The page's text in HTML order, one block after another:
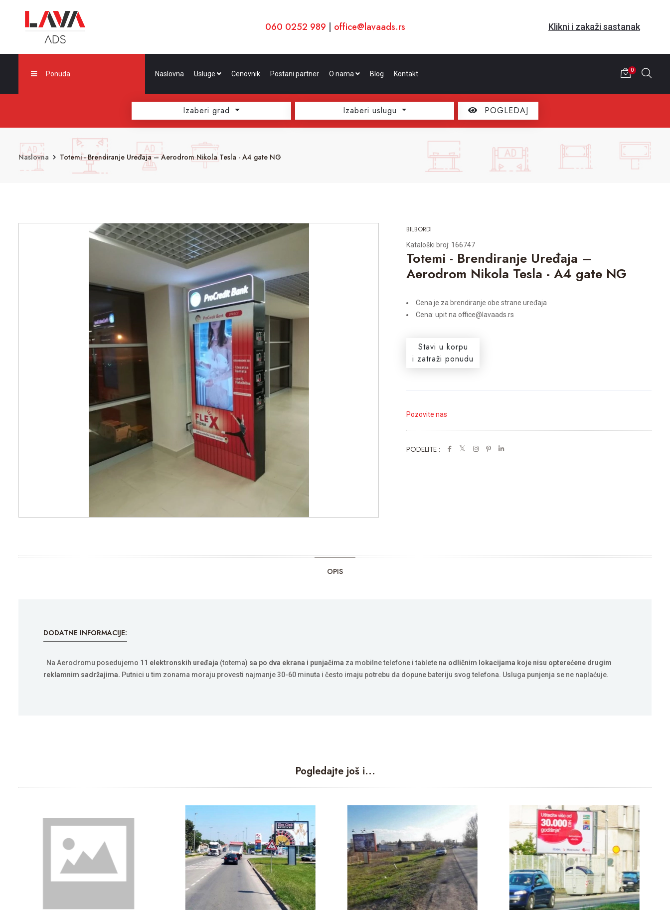
060 0252 989 | office@lavaads.rs Klikni i zakaži sastanak
Ponuda Naslovna Usluge Cenovnik Postani partner O nama Blog Kontakt 0
Izaberi grad Izaberi uslugu POGLEDAJ
Naslovna Totemi - Brendiranje Uređaja – Aerodrom Nikola Tesla - A4 gate NG
BILBORDI
Kataloški broj: 166747
Totemi - Brendiranje Uređaja –
Aerodrom Nikola Tesla - A4 gate NG
Cena je za brendiranje obe strane uređaja
Cena: upit na office@lavaads.rs
Stavi u korpu
i zatraži ponudu
Pozovite nas
PODELITE :
OPIS
DODATNE INFORMACIJE:
Na Aerodromu posedujemo 11 elektronskih uređaja (totema) sa po dva ekrana i punjačima za mobilne telefone i tablete na odličnim lokacijama koje nisu opterećene drugim
reklamnim sadržajima. Putnici u tim zonama moraju provesti najmanje 30-60 minuta i često imaju potrebu da dopune bateriju svog telefona. Usluga punjenja se ne naplaćuje.
Pogledajte još i...